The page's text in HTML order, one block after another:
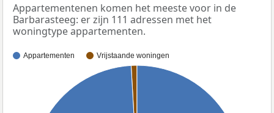
Appartementenen komen het meeste voor in de
Barbarasteeg: er zijn 111 adressen met het
woningtype appartementen.
Appartementen Vrijstaande woningen